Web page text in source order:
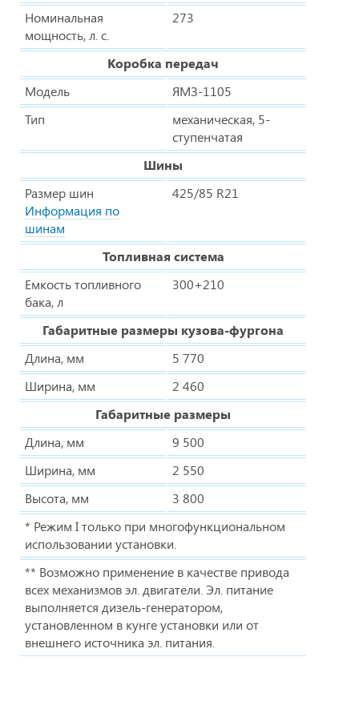
Номинальная
мощность, л. с.
273
Коробка передач
Модель
ЯМЗ-1105
Тип
механическая, 5-
ступенчатая
Шины
Размер шин
Информация по
шинам
425/85 R21
Топливная система
Емкость топливного
бака, л
300+210
Габаритные размеры кузова-фургона
Длина, мм
5 770
Ширина, мм
2 460
Габаритные размеры
Длина, мм
9 500
Ширина, мм
2 550
Высота, мм
3 800
* Режим I только при многофункциональном
использовании установки.
** Возможно применение в качестве привода
всех механизмов эл. двигатели. Эл. питание
выполняется дизель-генератором,
установленном в кунге установки или от
внешнего источника эл. питания.